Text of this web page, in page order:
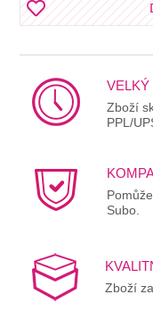
VELKÝ
Zboží
PPL/
Subo.
Zboží